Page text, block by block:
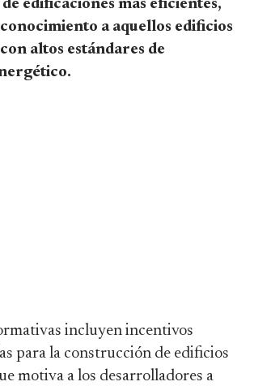
edificaciones más eficientes,
a aquellos edificios
altos estándares de
incluyen incentivos
para la construcción de edificios
motiva a los desarrolladores a